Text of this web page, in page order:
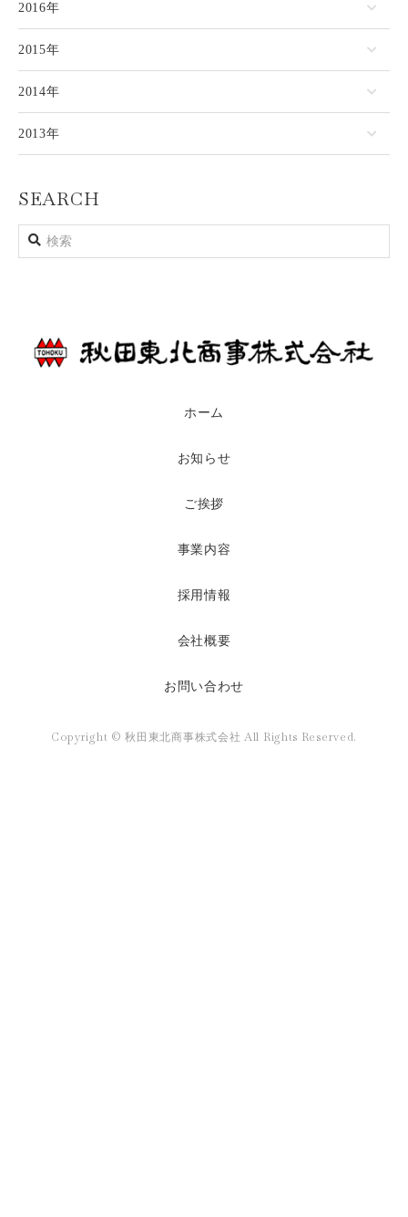
2016年
2015年
2014年
2013年
SEARCH
ホーム
お知らせ
ご挨拶
事業内容
採用情報
会社概要
お問い合わせ
Copyright © 秋田東北商事株式会社 All Rights Reserved.